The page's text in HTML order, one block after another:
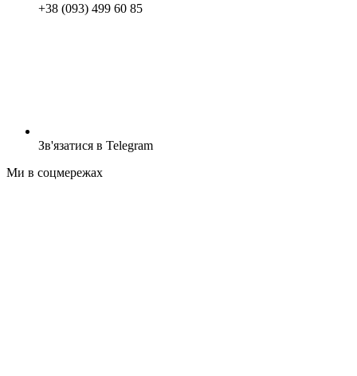
+38 (093) 499 60 85
Зв'язатися в Telegram
Ми в соцмережах